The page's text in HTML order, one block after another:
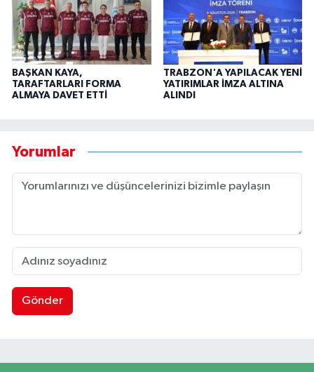
BAŞKAN KAYA,
TARAFTARLARI FORMA
ALMAYA DAVET ETTİ
TRABZON'A YAPILACAK YENİ
YATIRIMLAR İMZA ALTINA
ALINDI
Yorumlar
Gönder